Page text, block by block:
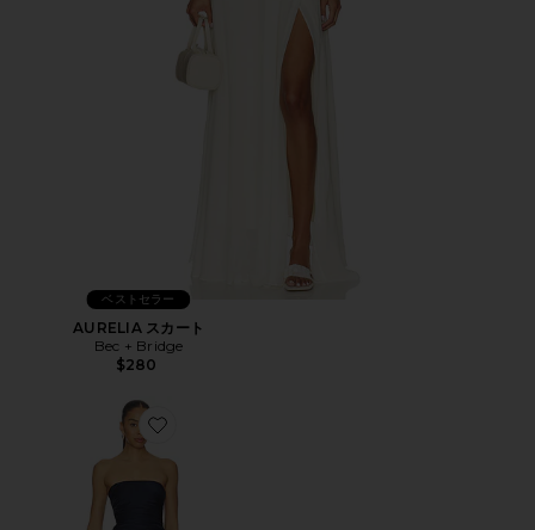
ベストセラー
AURELIA スカート
Bec + Bridge
$280
Favorite ETERNITY ドレス